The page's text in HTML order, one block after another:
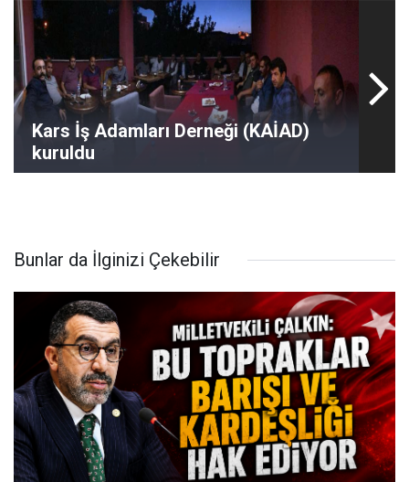
Kars İş Adamları Derneği (KAİAD)
kuruldu
Bunlar da İlginizi Çekebilir